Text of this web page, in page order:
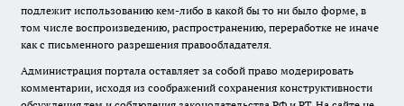
подлежит использованию кем-либо в какой бы то ни было форме, в
том числе воспроизведению, распространению, переработке не иначе
как с письменного разрешения правообладателя.
Администрация портала оставляет за собой право модерировать
комментарии, исходя из соображений сохранения конструктивности